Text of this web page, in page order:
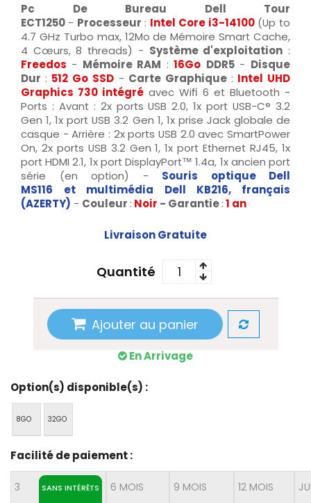
Pc De Bureau Dell Tour
ECT1250 - Processeur : Intel Core i3-14100(Up to
4.7 GHz Turbo max, 12Mo de Mémoire Smart Cache,
4 Cœurs, 8 threads) - Système d'exploitation :
Freedos - Mémoire RAM : 16Go DDR5- Disque
Dur : 512 Go SSD- Carte Graphique : Intel UHD
Graphics 730 intégré avec Wifi 6 et Bluetooth -
Ports : Avant : 2x ports USB 2.0, 1x port USB-C® 3.2
Gen 1, 1x port USB 3.2 Gen 1, 1x prise Jack globale de
casque - Arrière : 2x ports USB 2.0 avec SmartPower
On, 2x ports USB 3.2 Gen 1, 1x port Ethernet RJ45, 1x
port HDMI 2.1, 1x port DisplayPort™ 1.4a, 1x ancien port
série (en option) - Souris optique Dell
MS116 et multimédia Dell KB216, français
(AZERTY) - Couleur : Noir - Garantie:1 an
Livraison Gratuite
Quantité
Ajouter au panier
En Arrivage
Option(s) disponible(s) :
8GO 32GO
Facilité de paiement :
3
SANS INTÉRÊTS 6 MOIS 9 MOIS 12 MOIS